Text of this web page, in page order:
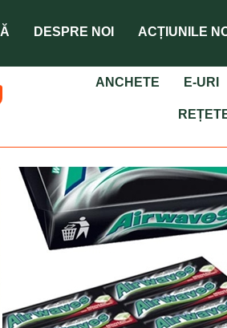
DESPRE NOI ACȚIUNILE
ANCHETE E-URI